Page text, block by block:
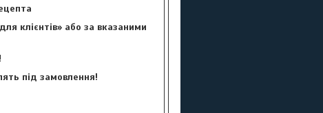
клієнтів» або за вказаними
під замовлення!